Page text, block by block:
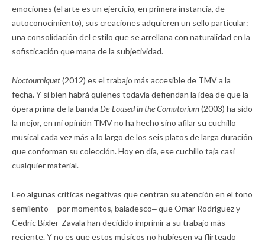
emociones (el arte es un ejercicio, en primera instancia, de
autoconocimiento), sus creaciones adquieren un sello particular:
una consolidación del estilo que se arrellana con naturalidad en la
sofisticación que mana de la subjetividad.
Noctourniquet(2012) es el trabajo más accesible de TMV a la
fecha. Y si bien habrá quienes todavía defiendan la idea de que la
ópera prima de la banda De-Loused in the Comatorium(2003) ha sido
la mejor, en mi opinión TMV no ha hecho sino afilar su cuchillo
musical cada vez más a lo largo de los seis platos de larga duración
que conforman su colección. Hoy en día, ese cuchillo taja casi
cualquier material.
Leo algunas críticas negativas que centran su atención en el tono
semilento —por momentos, baladesco‒ que Omar Rodríguez y
Cedric Bixler-Zavala han decidido imprimir a su trabajo más
reciente. Y no es que estos músicos no hubiesen ya flirteado